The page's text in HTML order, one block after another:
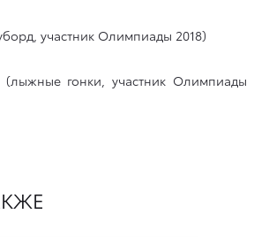
участник Олимпиады 2018)
гонки, участник Олимпиады